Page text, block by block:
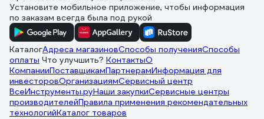
Установите мобильное приложение, чтобы информация
по заказам всегда была под рукой
КаталогАдреса магазиновСпособы полученияСпособы
оплаты Что улучшить? КонтактыО
КомпанииПоставщикамПартнерамИнформация для
инвесторовОрганизациямСервисный центр
ВсеИнструменты.руНаши закупкиСервисные центры
производителейПравила применения рекомендательных
технологийКаталог товаров